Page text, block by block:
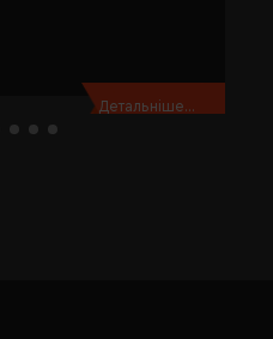
Детальніше...